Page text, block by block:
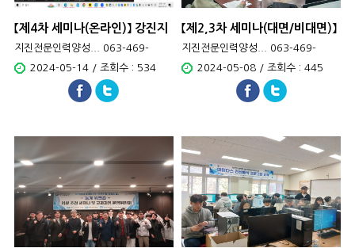
【제4차 세미나(온라인)】 강진지
역 일본에서의 PC 아파트 시공
사례 및 ..
지진전문인력양성... 063-469-
17482024-05-14 / 조회수 : 534
【제2,3차 세미나(대면/비대면)】
건축물의 소음과 진동
지진전문인력양성... 063-469-
17482024-05-08 / 조회수 : 445